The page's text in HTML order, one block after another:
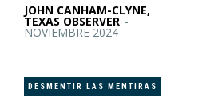
JOHN CANHAM-CLYNE,
TEXAS OBSERVER -
NOVIEMBRE 2024
DESMENTIR LAS MENTIRAS